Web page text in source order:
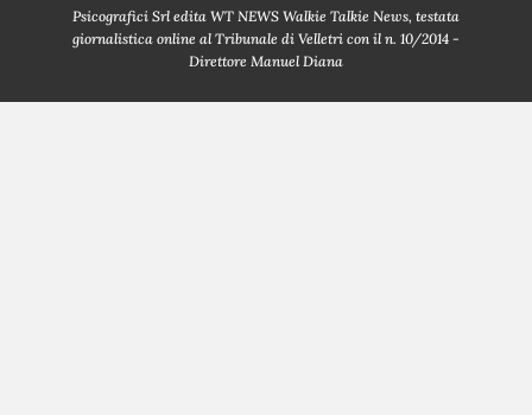
Psicografici Srl edita WT NEWS Walkie Talkie News, testata
giornalistica online al Tribunale di Velletri con il n. 10/2014 -
Direttore Manuel Diana